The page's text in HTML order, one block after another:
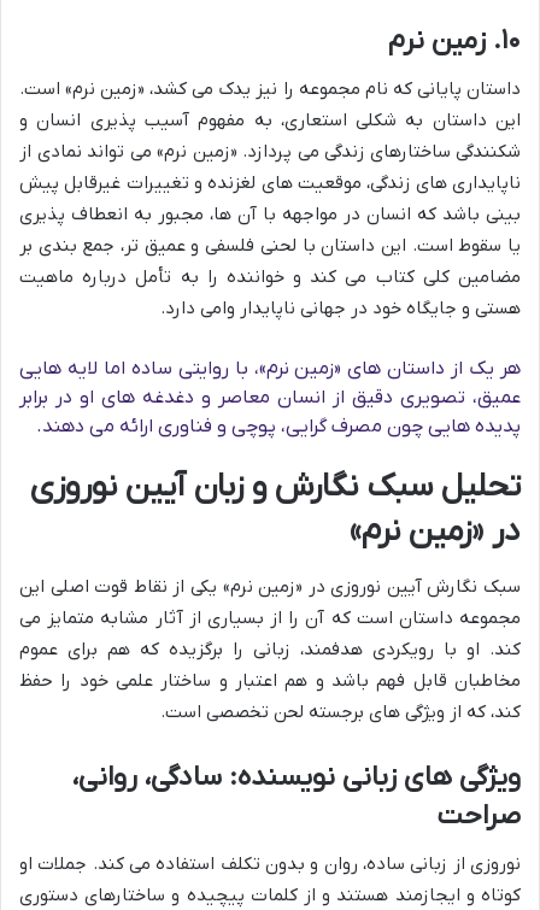
۱۰. زمین نرم
داستان پایانی که نام مجموعه را نیز یدک می کشد، «زمین نرم» است.
این داستان به شکلی استعاری، به مفهوم آسیب پذیری انسان و
شکنندگی ساختارهای زندگی می پردازد. «زمین نرم» می تواند نمادی از
ناپایداری های زندگی، موقعیت های لغزنده و تغییرات غیرقابل پیش
بینی باشد که انسان در مواجهه با آن ها، مجبور به انعطاف پذیری
یا سقوط است. این داستان با لحنی فلسفی و عمیق تر، جمع بندی بر
مضامین کلی کتاب می کند و خواننده را به تأمل درباره ماهیت
هستی و جایگاه خود در جهانی ناپایدار وامی دارد.
هر یک از داستان های «زمین نرم»، با روایتی ساده اما لایه هایی
عمیق، تصویری دقیق از انسان معاصر و دغدغه های او در برابر
پدیده هایی چون مصرف گرایی، پوچی و فناوری ارائه می دهند.
تحلیل سبک نگارش و زبان آیین نوروزی
در «زمین نرم»
سبک نگارش آیین نوروزی در «زمین نرم» یکی از نقاط قوت اصلی این
مجموعه داستان است که آن را از بسیاری از آثار مشابه متمایز می
کند. او با رویکردی هدفمند، زبانی را برگزیده که هم برای عموم
مخاطبان قابل فهم باشد و هم اعتبار و ساختار علمی خود را حفظ
کند، که از ویژگی های برجسته لحن تخصصی است.
ویژگی های زبانی نویسنده: سادگی، روانی،
صراحت
نوروزی از زبانی ساده، روان و بدون تکلف استفاده می کند. جملات او
کوتاه و ایجازمند هستند و از کلمات پیچیده و ساختارهای دستوری